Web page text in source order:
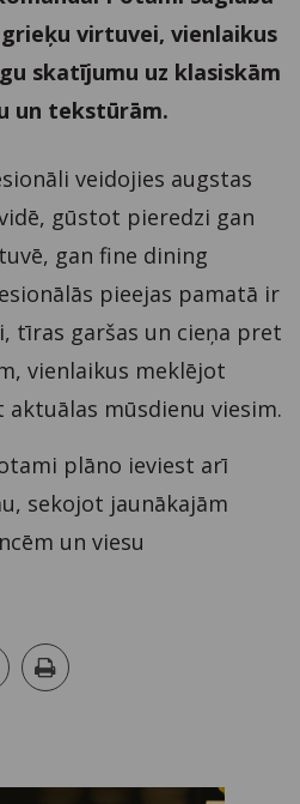
virtuvei, vienlaikus
skatījumu uz klasiskām
un tekstūrām.
veidojies augstas
gūstot pieredzi gan
gan fine dining
pieejas pamatā ir
tīras garšas un cieņa pret
vienlaikus meklējot
mūsdienu viesim.
plāno ieviest arī
sekojot jaunākajām
un viesu